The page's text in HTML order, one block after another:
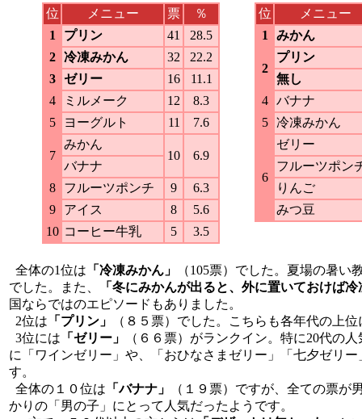
位 メニュー 票
％
1
プリン 41
28.5
2
冷凍みかん 32
22.2
3
ゼリー 16
11.1
4
ミルメーク 12
8.3
5
ヨーグルト 11 7.6
7
みかん
10
6.9
バナナ
8
フルーツポンチ 9
6.3
9
アイス 8
5.6
10 コーヒー牛乳 5 3.5
位
メニュー
1
みかん
2
プリン
無し
4
バナナ
5
冷凍みかん
6
ゼリー
フルーツポン
りんご
みつ豆
全体の1位は 「冷凍みかん」
（105票）でした。夏場の暑
でした。また、
「冬にみかんが出ると、外に置いておけば
国ならではのエピソードもありました。
2位は 「プリン」
（８５票）でした。こちらも各年代の上
3位には 「ゼリー」
（６６票）がランクイン。特に20代の
に「ワインゼリー」や、「おひなさまゼリー」「七夕ゼリ
す。
全体の１０位は 「バナナ」
（１９票）ですが、全ての票
かりの「男の子」にとって人気だったようです。